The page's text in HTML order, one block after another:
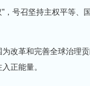
，号召坚持主权平等、
改革和完善全球治理
正能量。